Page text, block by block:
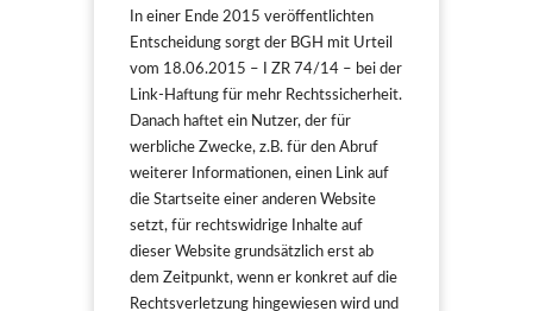
In einer Ende 2015 veröffentlichten
Entscheidung sorgt der BGH mit Urteil
vom 18.06.2015 – I ZR 74/14 – bei der
Link-Haftung für mehr Rechtssicherheit.
Danach haftet ein Nutzer, der für
werbliche Zwecke, z.B. für den Abruf
weiterer Informationen, einen Link auf
die Startseite einer anderen Website
setzt, für rechtswidrige Inhalte auf
dieser Website grundsätzlich erst ab
dem Zeitpunkt, wenn er konkret auf die
Rechtsverletzung hingewiesen wird und